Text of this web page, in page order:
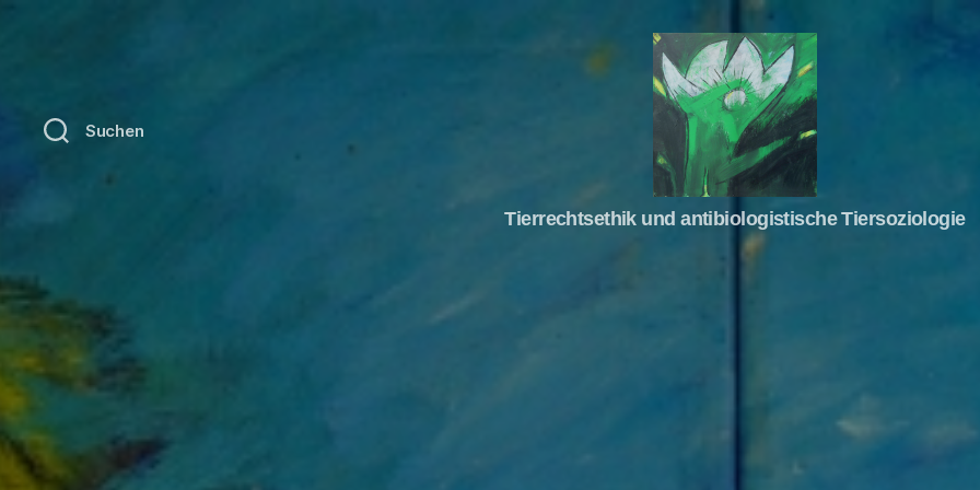
Tierrechte
Tierrechtsethik und antibiologistische Tiersoziologie
Suchen